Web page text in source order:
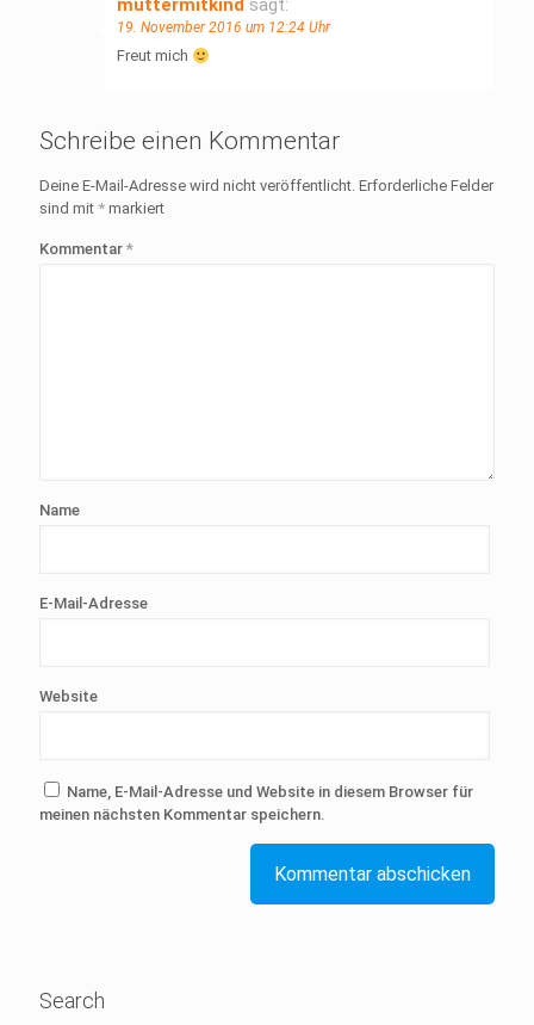
muttermitkind sagt:
19. November 2016 um 12:24 Uhr
Freut mich
Schreibe einen Kommentar
Deine E-Mail-Adresse wird nicht veröffentlicht. Erforderliche Felder
sind mit * markiert
Kommentar *
Name
E-Mail-Adresse
Website
Name, E-Mail-Adresse und Website in diesem Browser für
meinen nächsten Kommentar speichern.
Search